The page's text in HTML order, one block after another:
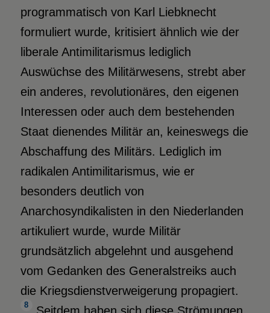
programmatisch von Karl Liebknecht
formuliert wurde, kritisiert ähnlich wie der
liberale Antimilitarismus lediglich
Auswüchse des Militärwesens, strebt aber
ein anderes, revolutionäres, den eigenen
Interessen oder auch dem bestehenden
Staat dienendes Militär an, keineswegs die
Abschaffung des Militärs. Lediglich im
radikalen Antimilitarismus, wie er
besonders deutlich von
Anarchosyndikalisten in den Niederlanden
artikuliert wurde, wurde Militär
grundsätzlich abgelehnt und ausgehend
vom Gedanken des Generalstreiks auch
die Kriegsdienstverweigerung propagiert.
8